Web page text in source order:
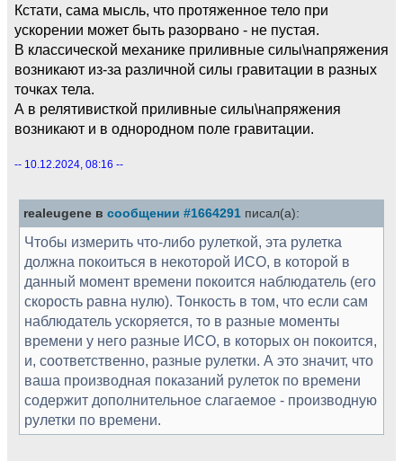
Кстати, сама мысль, что протяженное тело при
ускорении может быть разорвано - не пустая.
В классической механике приливные силы\напряжения
возникают из-за различной силы гравитации в разных
точках тела.
А в релятивисткой приливные силы\напряжения
возникают и в однородном поле гравитации.
-- 10.12.2024, 08:16 --
realeugene в сообщении #1664291 писал(а):
Чтобы измерить что-либо рулеткой, эта рулетка
должна покоиться в некоторой ИСО, в которой в
данный момент времени покоится наблюдатель (его
скорость равна нулю). Тонкость в том, что если сам
наблюдатель ускоряется, то в разные моменты
времени у него разные ИСО, в которых он покоится,
и, соответственно, разные рулетки. А это значит, что
ваша производная показаний рулеток по времени
содержит дополнительное слагаемое - производную
рулетки по времени.